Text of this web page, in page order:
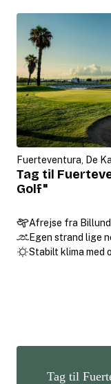
Fuerteventura, De
Tag til
Golf"
Afrejse fra Billund
Egen strand lige
Stabilt klima med
Tag til